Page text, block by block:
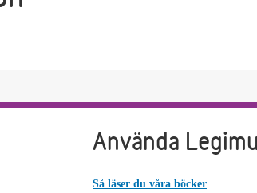
Använda
Så läser du våra böcker